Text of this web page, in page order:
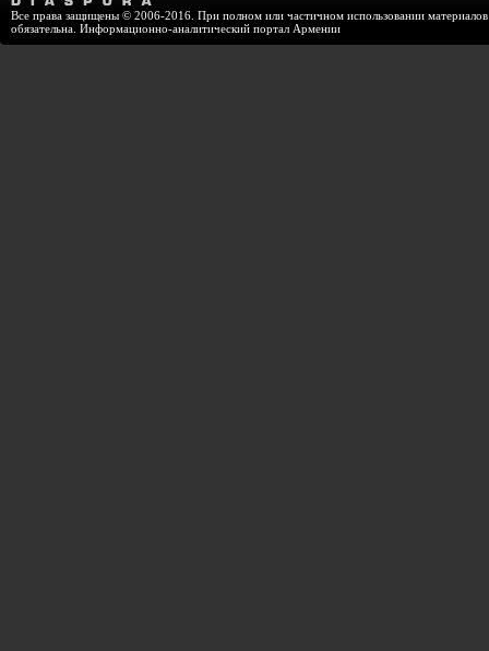
Все права защищены © 2006-2016. При полном или частичном использовании
обязательна. Информационно-аналитический портал Армении